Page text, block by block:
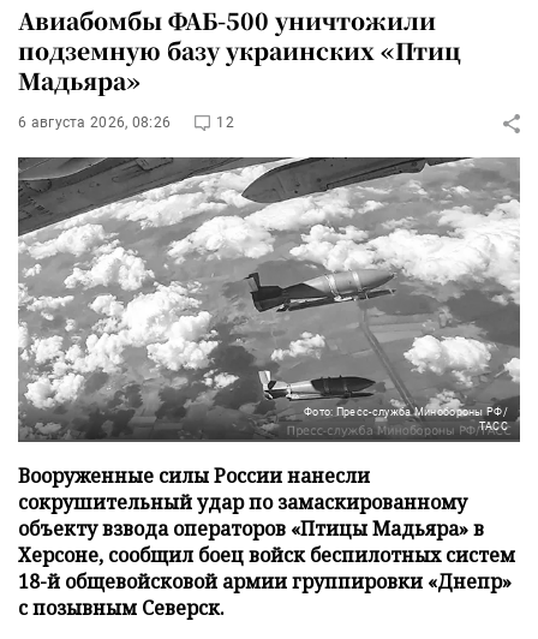
Авиабомбы ФАБ-500 уничтожили
подземную базу украинских «Птиц
Мадьяра»
6 августа 2026, 08:26 12
Фото: Пресс-служба Минобороны РФ/
ТАСС
Вооруженные силы России нанесли
сокрушительный удар по замаскированному
объекту взвода операторов «Птицы Мадьяра» в
Херсоне, сообщил боец войск беспилотных систем
18-й общевойсковой армии группировки «Днепр»
с позывным Северск.